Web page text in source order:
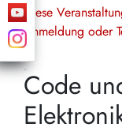
Diese
Anmeldung oder
Code